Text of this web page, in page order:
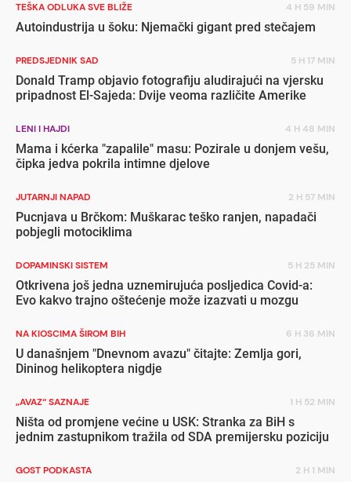
TEŠKA ODLUKA SVE BLIŽE 4 H 59 MIN
Autoindustrija u šoku: Njemački gigant pred stečajem
PREDSJEDNIK SAD 5 H 17 MIN
Donald Tramp objavio fotografiju aludirajući na vjersku
pripadnost El-Sajeda: Dvije veoma različite Amerike
LENI I HAJDI 4 H 48 MIN
Mama i kćerka "zapalile" masu: Pozirale u donjem vešu,
čipka jedva pokrila intimne djelove
JUTARNJI NAPAD 2 H 57 MIN
Pucnjava u Brčkom: Muškarac teško ranjen, napadači
pobjegli motociklima
DOPAMINSKI SISTEM 5 H 25 MIN
Otkrivena još jedna uznemirujuća posljedica Covid-a:
Evo kakvo trajno oštećenje može izazvati u mozgu
NA KIOSCIMA ŠIROM BIH 6 H 36 MIN
U današnjem "Dnevnom avazu" čitajte: Zemlja gori,
Dininog helikoptera nigdje
„AVAZ“ SAZNAJE 1 H 52 MIN
Ništa od promjene većine u USK: Stranka za BiH s
jednim zastupnikom tražila od SDA premijersku poziciju
GOST PODKASTA 2 H 1 MIN